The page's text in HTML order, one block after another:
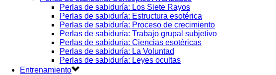
Perlas de sabiduría: Los Siete Rayos
Perlas de sabiduría: Estructura esotérica
Perlas de sabiduría: Proceso de crecimiento
Perlas de sabiduría: Trabajo grupal subjetivo
Perlas de sabiduría: Ciencias esotéricas
Perlas de sabiduría: La Voluntad
Perlas de sabiduría: Leyes ocultas
Entrenamiento